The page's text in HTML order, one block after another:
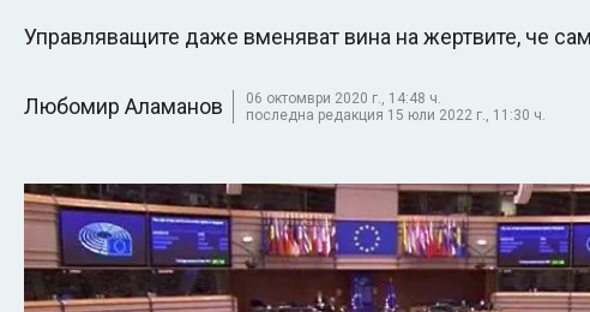
Управляващите даже вменяват вина на жертвите, че
Любомир Аламанов
06 октомври 2020 г., 14:48 ч.
последна редакция 15 юли 2022 г., 11:30 ч.